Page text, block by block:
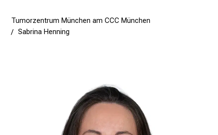
Tumorzentrum München am CCC München
Sabrina Henning